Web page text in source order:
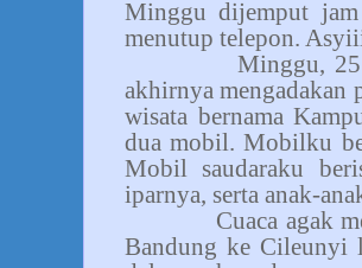
Minggu dijemput
menutup telepon.
Minggu, 25
akhirnya mengadakan
wisata bernama
dua mobil. Mobilku
Mobil saudaraku
iparnya, serta anak-
Cuaca agak
Bandung ke Cileunyi